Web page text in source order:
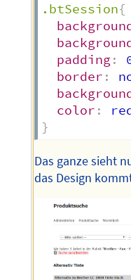
.btSession{
padding:
border :
color :
}
Das ganze sieht
das Design